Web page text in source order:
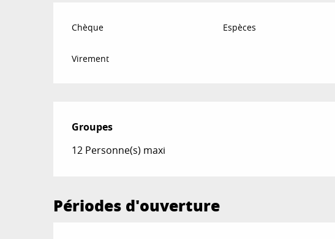
Chèque Espèces
Virement
Groupes
Groupes
12 Personne(s) maxi
Périodes d'ouverture